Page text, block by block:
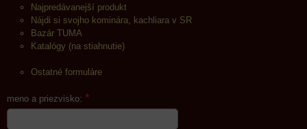
Najpredávanejší produkt
Nájdi si svojho kominára, kachliara v SR
Bazár TUMA
Katalógy (na stiahnutie)
Ostatné formuláre
meno a priezvisko: *